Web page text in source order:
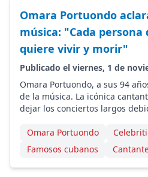
Omara Portuondo
música: "Cada persona
quiere vivir y morir"
Publicado el viernes, 1 de
Omara Portuondo, a sus 94
de la música. La icónica
dejar los conciertos largos
Omara Portuondo
Famosos cubanos